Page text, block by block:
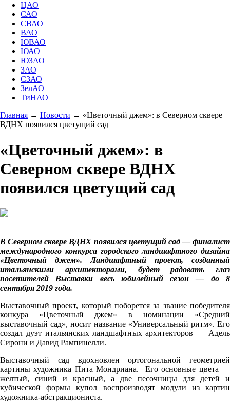
ЦАО
САО
СВАО
ВАО
ЮВАО
ЮАО
ЮЗАО
ЗАО
СЗАО
ЗелАО
ТиНАО
Главная → Новости → «Цветочный джем»: в Северном сквере
ВДНХ появился цветущий сад
«Цветочный джем»: в
Северном сквере ВДНХ
появился цветущий сад
В Северном сквере ВДНХ появился цветущий сад — финалист
международного конкурса городского ландшафтного дизайна
«Цветочный джем». Ландшафтный проект, созданный
итальянскими архитекторами, будет радовать глаз
посетителей Выставки весь юбилейный сезон — до 8
сентября 2019 года.
Выставочный проект, который поборется за звание победителя
конкура «Цветочный джем» в номинации «Средний
выставочный сад», носит название «Универсальный ритм». Его
создал дуэт итальянских ландшафтных архитекторов — Адель
Сирони и Давид Рампинелли.
Выставочный сад вдохновлен ортогональной геометрией
картины художника Пита Мондриана. Его основные цвета —
желтый, синий и красный, а две песочницы для детей и
кубической формы купол воспроизводят модули из картин
художника-абстракциониста.